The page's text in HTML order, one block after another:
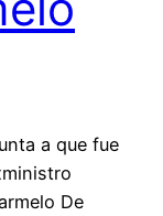
a que fue
De